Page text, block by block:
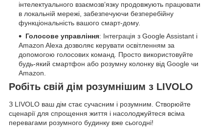
інтелектуального взаємозв’язку продовжують працювати
в локальній мережі, забезпечуючи безперебійну
функціональність вашого смарт-дому.
Голосове управління: Інтеграція з Google Assistant і
Amazon Alexa дозволяє керувати освітленням за
допомогою голосових команд. Просто використовуйте
будь-який смартфон або розумну колонку від Google чи
Amazon.
Робіть свій дім розумнішим з LIVOLO
З LIVOLO ваш дім стає сучасним і розумним. Створюйте
сценарії для спрощення життя і насолоджуйтеся всіма
перевагами розумного будинку вже сьогодні!